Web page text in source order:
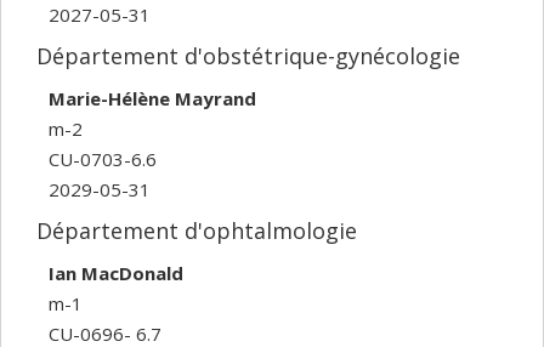
2027-05-31
Département d'obstétrique-gynécologie
Marie-Hélène Mayrand
m-2
CU-0703-6.6
2029-05-31
Département d'ophtalmologie
Ian MacDonald
m-1
CU-0696- 6.7